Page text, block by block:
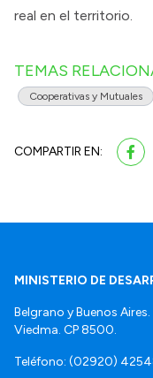
real en el territorio.
TEMAS
Cooperativas y Mutuales
COMPARTIR EN:
MINISTERIO DE
Belgrano y Buenos Aires.
Viedma. CP 8500.
Teléfono: (02920)